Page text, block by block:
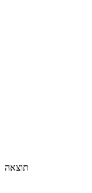
תוצאה